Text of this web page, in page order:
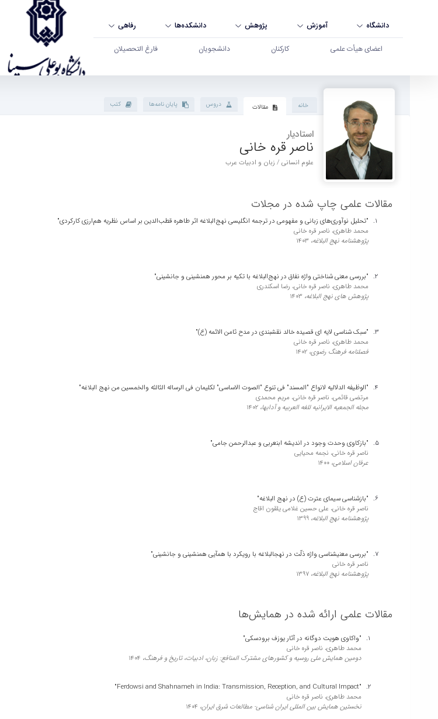
دانشگاه آموزش پژوهش دانشکده‌ها رفاهی
اعضای هیأت علمی کارکنان دانشجویان فارغ التحصیلان
خانه مقالات دروس پایان نامه‌ها کتب
استادیار
ناصر قره خانی
علوم انسانی / زبان و ادبیات عرب
مقالات علمی چاپ شده در مجلات
"تحلیل نوآوری‌های زبانی و مفهومی در ترجمه انگلیسی نهج‌البلاغه اثر طاهره قطب‌الدین بر اساس نظریه هم‌ارزی کارکردی"
محمد طاهری، ناصر قره خانی
پژوهشنامه نهج البلاغه، 1403
"بررسی معنی شناختی واژه نفاق در نهج‌البلاغه با تکیه بر محور همنشینی و جانشینی"
محمد طاهری، ناصر قره خانی، رضا اسکندری
پژوهش های نهج البلاغه، 1403
"سبک شناسی لایه ای قصیده خالد نقشبندی در مدح ثامن الائمه (ع)"
محمد طاهری، ناصر قره خانی
فصلنامه فرهنگ رضوی، 1402
"الوظیفه الدلالیه لانواع "المسند" فی تنوع "الصوت الاساسی" لکلیمان فی الرساله الثالثه والخمسین من نهج البلاغه"
مرتضی قائمی، ناصر قره خانی، مریم محمدی
مجله الجمعیه الایرانیه للغه العربیه و آدابها، 1402
"بازکاوی وحدت وجود در اندیشه ابنعربی و عبدالرحمن جامی"
ناصر قره خانی، نجمه محیایی
عرفان اسلامی، 1400
"بازشناسی سیمای عترت (ع) در نهج البلاغه"
ناصر قره خانی، علی حسین غلامی یلقون اقاج
پژوهشنامه نهج البلاغه، 1399
"بررسی معنیشناسی واژه ذلّت در نهجالبلاغه با رویکرد با همآیی همنشینی و جانشینی"
ناصر قره خانی
پژوهشنامه نهج البلاغه، 1397
مقالات علمی ارائه شده در همایش‌ها
"واکاوی هویت دوگانه در آثار یوزف برودسکی"
محمد طاهری، ناصر قره خانی
دومین همایش ملی روسیه و کشورهای مشترک المنافع: زبان، ادبیات، تاریخ و فرهنگ، 1404
"Ferdowsi and Shahnameh in India: Transmission, Reception, and Cultural Impact"
محمد طاهری، ناصر قره خانی
نخستین همایش بین المللی ایران شناسی- مطالعات شرق ایران، 1404